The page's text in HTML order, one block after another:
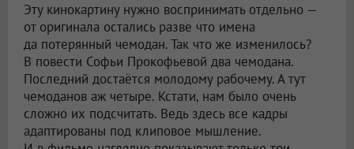
Эту кинокартину нужно воспринимать отдельно —
от оригинала остались разве что имена
да потерянный чемодан. Так что же изменилось?
В повести Софьи Прокофьевой два чемодана.
Последний достаётся молодому рабочему. А тут
чемоданов аж четыре. Кстати, нам было очень
сложно их подсчитать. Ведь здесь все кадры
адаптированы под клиповое мышление.